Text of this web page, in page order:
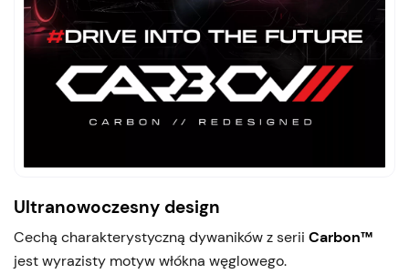
Ultranowoczesny design
Cechą charakterystyczną dywaników z serii Carbon™
jest wyrazisty motyw włókna węglowego.